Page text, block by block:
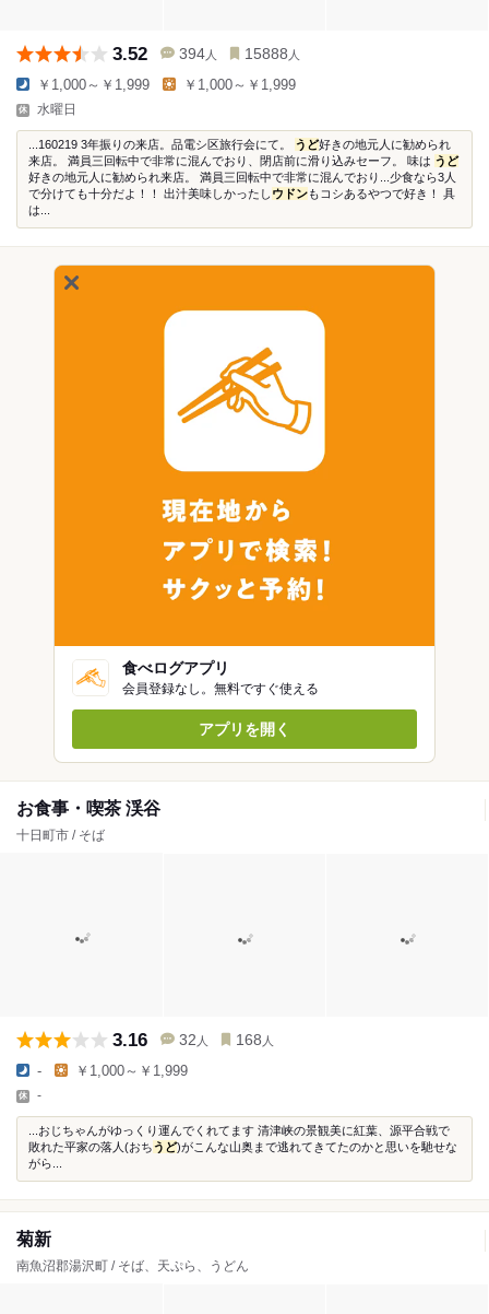
3.52 394 人 15888 人
￥1,000～￥1,999 ￥1,000～￥1,999
水曜日
...160219 3年振りの来店。品電シ区旅行会にて。 うど好きの地元人に勧められ
来店。 満員三回転中で非常に混んでおり、閉店前に滑り込みセーフ。 味は うど
好きの地元人に勧められ来店。 満員三回転中で非常に混んでおり...少食なら3人
で分けても十分だよ！！ 出汁美味しかったし ウドンもコシあるやつで好き！ 具
は...
食べログアプリ
会員登録なし。無料ですぐ使える
アプリを開く
お食事・喫茶 渓谷
十日町市 / そば
3.16 32 人 168 人
- ￥1,000～￥1,999
-
...おじちゃんがゆっくり運んでくれてます 清津峡の景観美に紅葉、源平合戦で
敗れた平家の落人(おちうど)がこんな山奥まで逃れてきてたのかと思いを馳せな
がら...
菊新
南魚沼郡湯沢町 / そば、天ぷら、うどん